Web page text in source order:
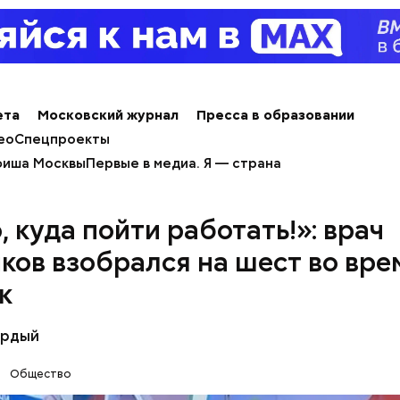
Московский журнал
Пресса в образовании
Спецпроекты
МосквыПервые в медиа. Я — страна
куда пойти работать!»: врач
взобрался на шест во
Общество
диабетом;